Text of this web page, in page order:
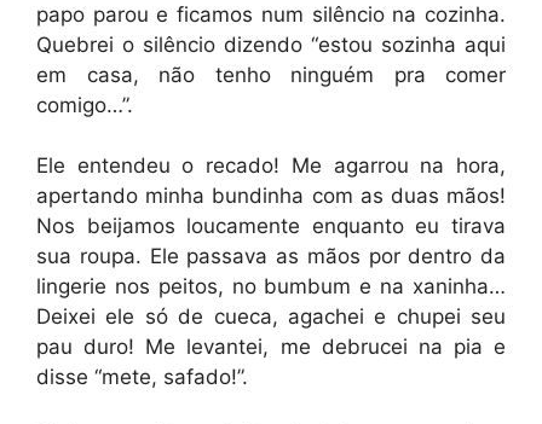
papo parou e ficamos num silêncio na cozinha.
Quebrei o silêncio dizendo “estou sozinha aqui
em casa, não tenho ninguém pra comer
comigo…”.
Ele entendeu o recado! Me agarrou na hora,
apertando minha bundinha com as duas mãos!
Nos beijamos loucamente enquanto eu tirava
sua roupa. Ele passava as mãos por dentro da
lingerie nos peitos, no bumbum e na xaninha…
Deixei ele só de cueca, agachei e chupei seu
pau duro! Me levantei, me debrucei na pia e
disse “mete, safado!”.